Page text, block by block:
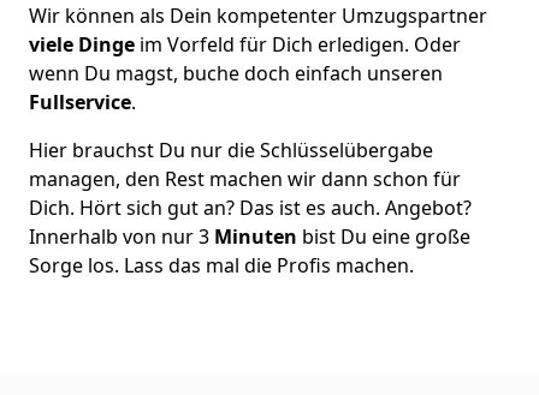
Wir können als Dein kompetenter Umzugspartner
viele Dinge im Vorfeld für Dich erledigen. Oder
wenn Du magst, buche doch einfach unseren
Fullservice.
Hier brauchst Du nur die Schlüsselübergabe
managen, den Rest machen wir dann schon für
Dich. Hört sich gut an? Das ist es auch. Angebot?
Innerhalb von nur 3 Minuten bist Du eine große
Sorge los. Lass das mal die Profis machen.